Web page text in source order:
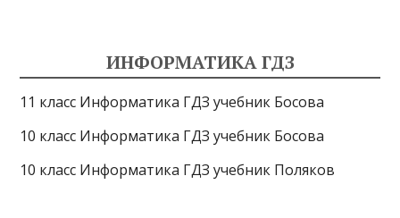
ИНФОРМАТИКА ГДЗ
11 класс Информатика ГДЗ учебник Босова
10 класс Информатика ГДЗ учебник Босова
10 класс Информатика ГДЗ учебник Поляков